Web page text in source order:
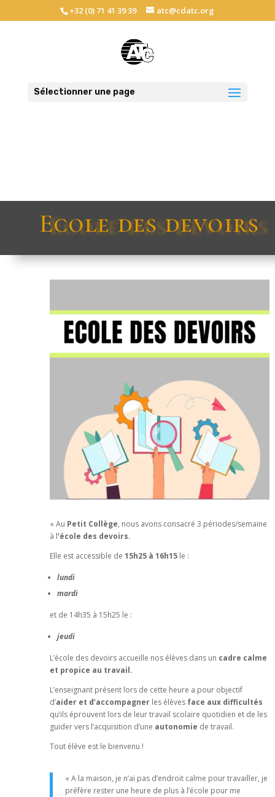
+32 (0) 71 41 39 39 atc@cdatc.org
Sélectionner une page
Ecole des devoirs
« Au Petit Collège, nous avons consacré 3 périodes/semaine
à l‘école des devoirs.
Elle est accessible de 15h25 à 16h15 le :
lundi
mardi
et de 14h35 à 15h25 le :
jeudi
L’école des devoirs accueille nos élèves dans un cadre calme
et propice au travail.
L’enseignant présent lors de cette heure a pour objectif
d’aider et d’accompagner les élèves face aux difficultés
qu’ils éprouvent lors de leur travail scolaire quotidien et de les
guider vers l’acquisition d’une autonomie de travail.
Tout élève est le bienvenu !
« A la maison, je n’ai pas d’endroit calme pour travailler, je
préfère rester une heure de plus à l’école pour me